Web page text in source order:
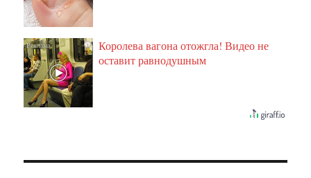
i
Королева вагона отожгла! Видео не
оставит равнодушным